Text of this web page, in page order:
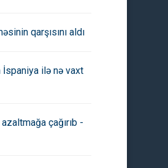
qarşısını aldı
ilə nə vaxt
çağırıb -